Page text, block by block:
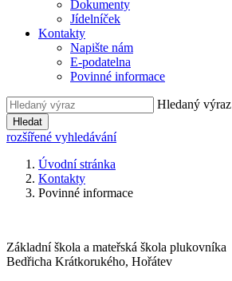
Dokumenty
Jídelníček
Kontakty
Napište nám
E-podatelna
Povinné informace
Hledaný výraz
Hledat
rozšířené vyhledávání
Úvodní stránka
Kontakty
Povinné informace
Základní škola a mateřská škola plukovníka
Bedřicha Krátkorukého, Hořátev